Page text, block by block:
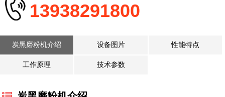
13938291800
炭黑磨粉机介绍 设备图片 性能特点
工作原理 技术参数